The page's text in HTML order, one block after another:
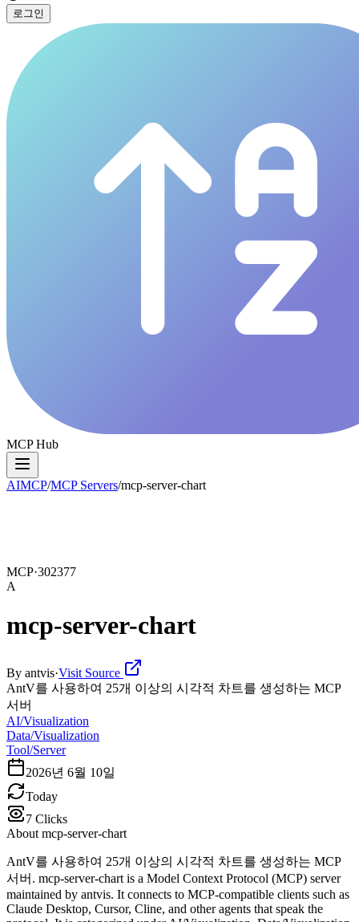
로그인
MCP Hub
AIMCP/MCP Servers/mcp-server-chart
MCP·302377
A
mcp-server-chart
By antvis·Visit Source
AntV를 사용하여 25개 이상의 시각적 차트를 생성하는 MCP
서버
AI/Visualization
Data/Visualization
Tool/Server
2026년 6월 10일
Today
7 Clicks
About mcp-server-chart
AntV를 사용하여 25개 이상의 시각적 차트를 생성하는 MCP
서버. mcp-server-chart is a Model Context Protocol (MCP) server
maintained by antvis. It connects to MCP-compatible clients such as
Claude Desktop, Cursor, Cline, and other agents that speak the